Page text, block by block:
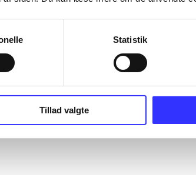
Statistik
Tillad valgte